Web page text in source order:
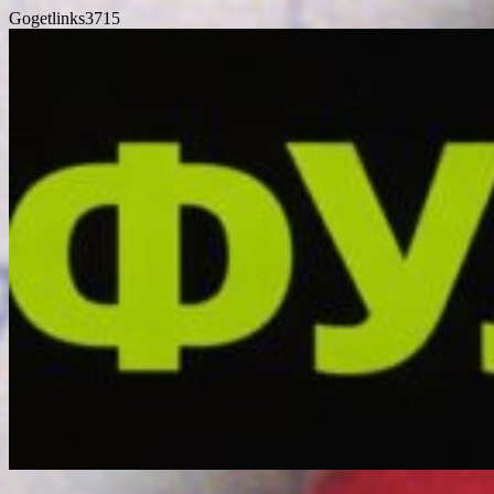
Gogetlinks3715